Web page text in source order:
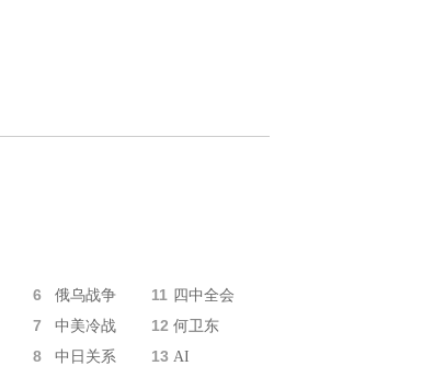
6 俄乌战争 11 四中全会
7 中美冷战 12 何卫东
8 中日关系 13 AI